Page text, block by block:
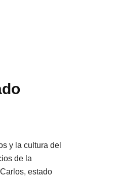
y la cultura del
de la
estado